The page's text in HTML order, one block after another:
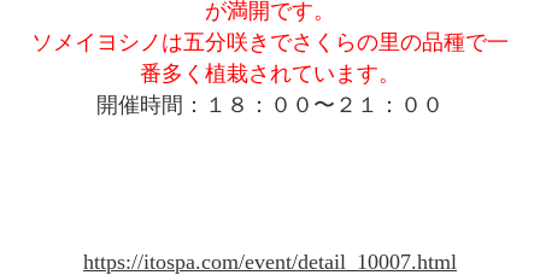
が満開です。
ソメイヨシノは五分咲きでさくらの里の品種で一
番多く植栽されています。
開催時間：１８：００〜２１：００
https://itospa.com/event/detail_10007.html